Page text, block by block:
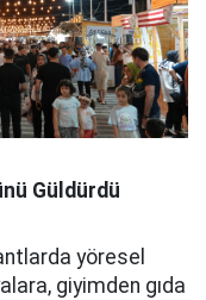
Güldürdü
yöresel
giyimden gıda